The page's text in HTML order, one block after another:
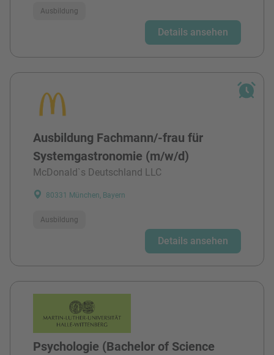
Ausbildung
Details ansehen
Ausbildung Fachmann/-frau für
Systemgastronomie (m/w/d)
McDonald`s Deutschland LLC
80331 München, Bayern
Ausbildung
Details ansehen
Psychologie (Bachelor of Science